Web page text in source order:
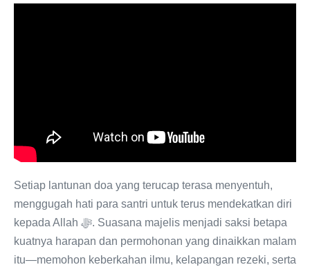
Setiap lantunan doa yang terucap terasa menyentuh,
menggugah hati para santri untuk terus mendekatkan diri
kepada Allah ﷻ. Suasana majelis menjadi saksi betapa
kuatnya harapan dan permohonan yang dinaikkan malam
itu—memohon keberkahan ilmu, kelapangan rezeki, serta